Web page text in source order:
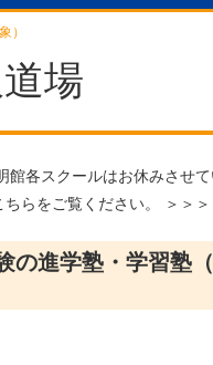
）
場
館各スクールはお休みさせ
ちらをご覧ください。 ＞＞
の進学塾・学習塾